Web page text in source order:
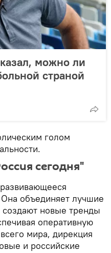
можно ли
страной
голом
сегодня"
объединяет лучшие
новые тренды
оперативную
мира, дирекция
и российские